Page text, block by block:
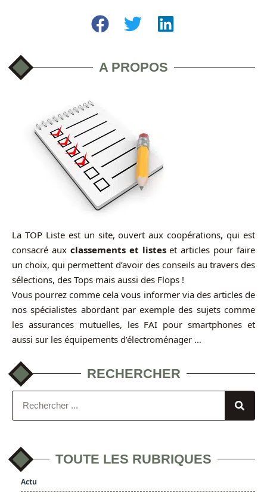
A PROPOS
La TOP Liste est un site, ouvert aux coopérations, qui est
consacré aux classements et listeset articles pour faire
un choix, qui permettent d’avoir des conseils au travers des
sélections, des Tops mais aussi des Flops !
Vous pourrez comme cela vous informer via des articles de
nos spécialistes abordant par exemple des sujets comme
les assurances mutuelles, les FAI pour smartphones et
aussi sur les équipements d’électroménager …
RECHERCHER
TOUTE LES RUBRIQUES
Actu